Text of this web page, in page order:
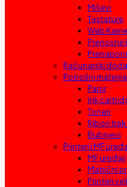
Miševi
Tastature
Web
Prenosne
Računarski
Potrošni
Papir
Ink
Toneri
Ribon
Bubnjevi
Printeri i MF
MF uređaji
Matrični
Printeri